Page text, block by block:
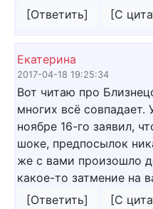
[Ответить]
[С
Екатерина
2017-04-18 19:25:34
Вот читаю про
многих всё
ноябре 16-го заявил,
шоке, предпосылок
же с вами произошло
какое-то затмение на
[Ответить]
[С